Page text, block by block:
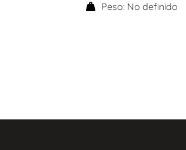
Peso: No definido